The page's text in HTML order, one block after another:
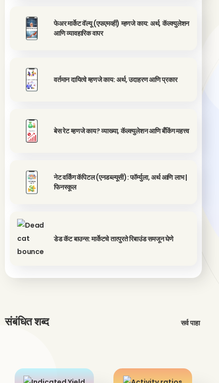
फेअर मार्केट वॅल्यू (एफएमव्ही) म्हणजे काय: अर्थ, कॅल्क्युलेशन
आणि व्यावहारिक वापर
वर्तमान दायित्वे म्हणजे काय: अर्थ, उदाहरण आणि प्रकार
बेस रेट म्हणजे काय? व्याख्या, कॅल्क्युलेशन आणि बँकिंग महत्त्व
नेट वर्किंग कॅपिटल (एनडब्ल्यूसी): फॉर्म्युला, अर्थ आणि लाभ |
फिनस्कूल
डेड कॅट बाउन्स: मार्केटचे तात्पुरते रिबाउंड समजून घेणे
संबंधित शब्द सर्व पाहा